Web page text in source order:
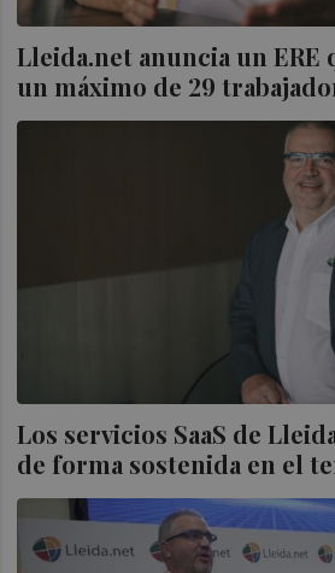
Lleida.net anuncia un ERE
un máximo de 29
Los servicios SaaS de
de forma sostenida en el